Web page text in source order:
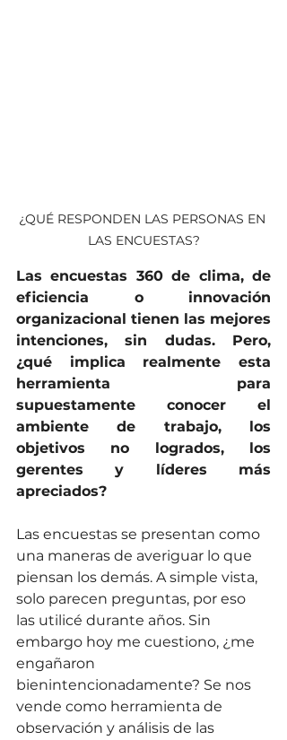
¿QUÉ RESPONDEN LAS PERSONAS EN
LAS ENCUESTAS?
Las encuestas 360 de clima, de
eficiencia o innovación
organizacional tienen las mejores
intenciones, sin dudas. Pero,
¿qué implica realmente esta
herramienta para
supuestamente conocer el
ambiente de trabajo, los
objetivos no logrados, los
gerentes y líderes más
apreciados?
Las encuestas se presentan como
una maneras de averiguar lo que
piensan los demás. A simple vista,
solo parecen preguntas, por eso
las utilicé durante años. Sin
embargo hoy me cuestiono, ¿me
engañaron
bienintencionadamente? Se nos
vende como herramienta de
observación y análisis de las